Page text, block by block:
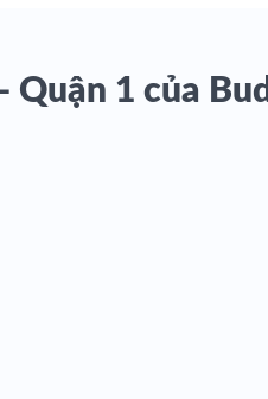
Quận 1 của